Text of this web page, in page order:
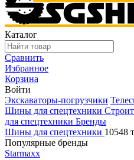
Каталог
Сравнить
Избранное
Корзина
Войти
Экскаваторы-погрузчики
Шины для спецтехники
для спецтехники Бренды
Шины для спецтехники 10548
Популярные бренды
Starmaxx